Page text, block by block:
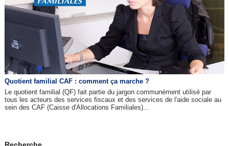
Quotient familial CAF : comment ça marche ?
Le quotient familial (QF) fait partie du jargon communément utilisé par
tous les acteurs des services fiscaux et des services de l'aide sociale au
sein des CAF (Caisse d'Allocations Familiales)...